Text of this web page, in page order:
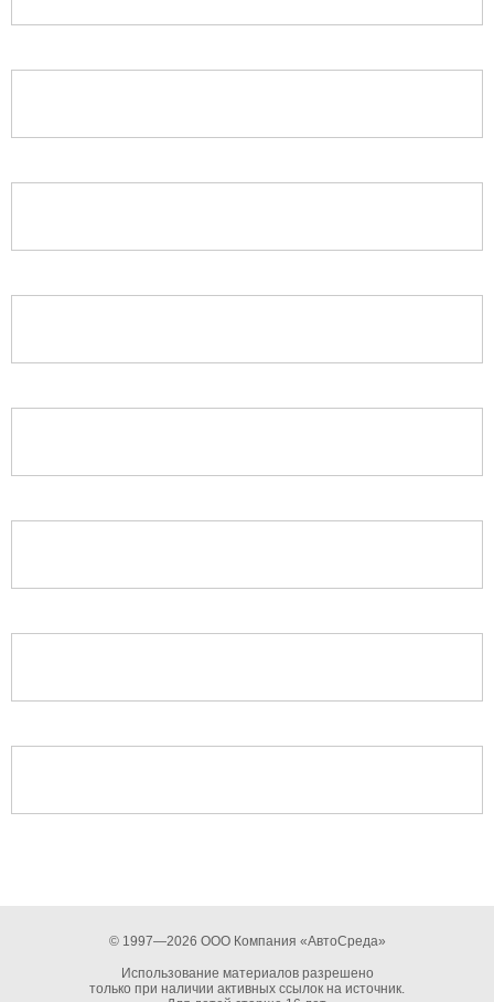
© 1997—2026 ООО Компания «АвтоСреда»
Использование материалов разрешено
только при наличии активных ссылок на источник.